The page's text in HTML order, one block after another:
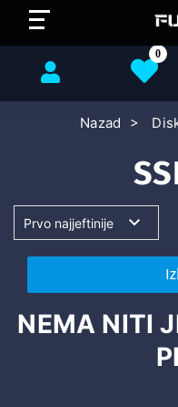
0
Nazad
NEMA NITI